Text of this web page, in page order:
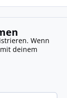
Wenn
deinem